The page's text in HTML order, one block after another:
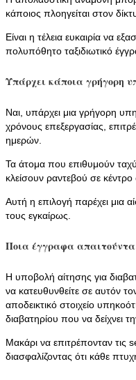
κάποιος πλοηγείται στον
Είναι η τέλεια ευκαιρία να
πολυπόθητο ταξιδιωτικό
Υπάρχει κάποια γρήγορη
Ναι, υπάρχει μια γρήγορη
χρόνους επεξεργασίας,
ημερών.
Τα άτομα που επιθυμούν
κλείσουν ραντεβού σε
Αυτή η επιλογή παρέχει μια
τους εγκαίρως.
Ποια έγγραφα
Η υποβολή αίτησης για
να κατευθυνθείτε σε αυτόν
αποδεικτικό στοιχείο
διαβατηρίου που να δείχνει
Μακάρι να επιτρέπονταν τις
διασφαλίζοντας ότι κάθε